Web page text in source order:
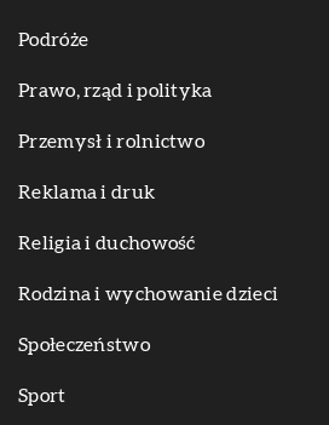
Podróże
Prawo, rząd i polityka
Przemysł i rolnictwo
Reklama i druk
Religia i duchowość
Rodzina i wychowanie dzieci
Społeczeństwo
Sport